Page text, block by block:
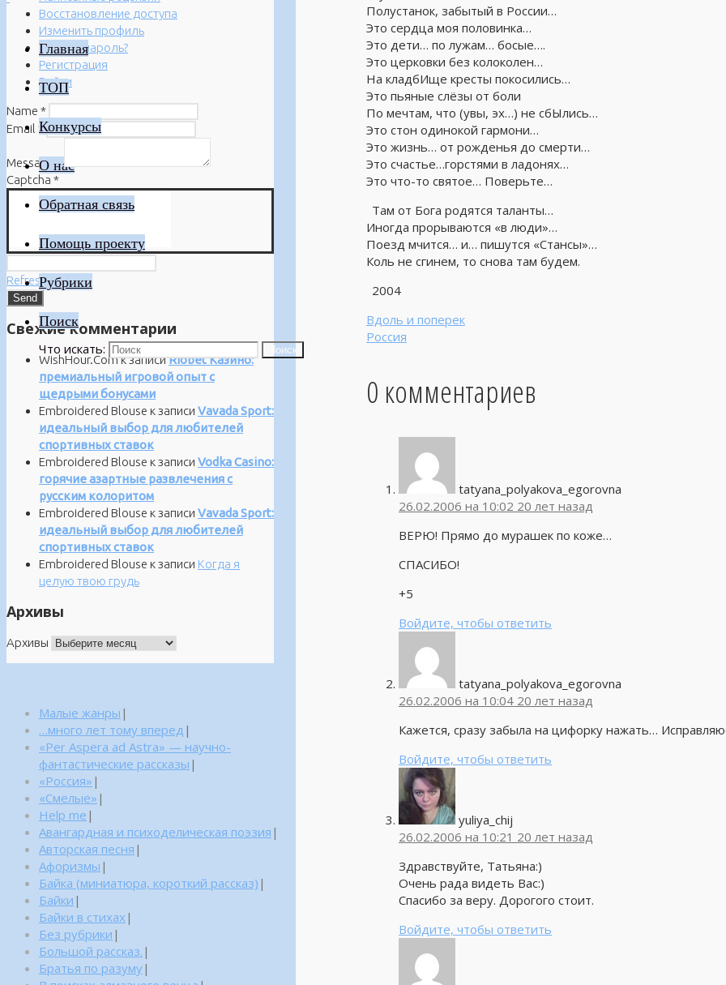
Главная
ТОП
Конкурсы
О нас
Обратная связь
Помощь проекту
Рубрики
Поиск
Что искать: Поиск
Полустанок, забытый в России…
Это сердца моя половинка…
Это дети… по лужам… босые….
Это церковки без колоколен…
На кладбИще кресты покосились…
Это пьяные слёзы от боли
По мечтам, что (увы, эх…) не сбЫлись…
Это стон одинокой гармони…
Это жизнь… от рожденья до смерти…
Это счастье…горстями в ладонях…
Это что-то святое… Поверьте…
Там от Бога родятся таланты…
Иногда прорываются «в люди»…
Поезд мчится… и… пишутся «Стансы»…
Коль не сгинем, то снова там будем.
2004
Вдоль и поперек
Россия
0 комментариев
tatyana_polyakova_egorovna
26.02.2006 на 10:02 20 лет назад
ВЕРЮ! Прямо до мурашек по коже…
СПАСИБО!
+5
Войдите, чтобы ответить
tatyana_polyakova_egorovna
26.02.2006 на 10:04 20 лет назад
Кажется, сразу забыла на цифорку нажать…
Войдите, чтобы ответить
yuliya_chij
26.02.2006 на 10:21 20 лет назад
Здравствуйте, Татьяна:)
Очень рада видеть Вас:)
Спасибо за веру. Дорогого стоит.
Войдите, чтобы ответить
Восстановление доступа
Изменить профиль
Забыли пароль?
Регистрация
Войти
Name *
Email *
Message*
Captcha *
Refresh
Свежие комментарии
WishHour.Comк записиRiobet Казино:
премиальный игровой опыт с
щедрыми бонусами
Embroidered Blouse к записи Vavada Sport:
идеальный выбор для любителей
спортивных ставок
Embroidered Blouse к записи Vodka Casino:
горячие азартные развлечения с
русским колоритом
Embroidered Blouse к записи Vavada Sport:
идеальный выбор для любителей
спортивных ставок
Embroidered Blouse к записи Когда я
целую твою грудь
Архивы
Архивы
Малые жанры |
…много лет тому вперед |
«Per Aspera ad Astra» — научно-
фантастические рассказы |
«Россия» |
«Смелые» |
Help me |
Авангардная и психоделическая поэзия |
Авторская песня |
Афоризмы |
Байка (миниатюра, короткий рассказ) |
Байки |
Байки в стихах |
Без рубрики |
Большой рассказ. |
Братья по разуму|